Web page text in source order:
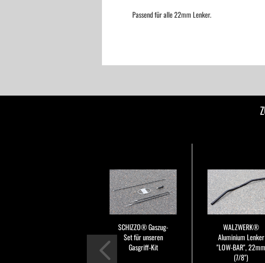
Passend für alle 22mm Lenker.
SCHIZZO® Gaszug-
Set für unseren
Gasgriff-Kit
WALZWERK®
Aluminium Lenker
"LOW-BAR", 22mm
(7/8")